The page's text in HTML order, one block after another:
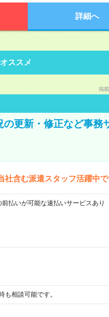
詳細へ
ススメ
掲
更新・修正など事務
含む派遣スタッフ活躍中で
払いが可能な速払いサービスあり
相談可能です。